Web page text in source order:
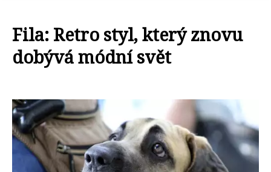
Fila: Retro styl, který znovu
dobývá módní svět